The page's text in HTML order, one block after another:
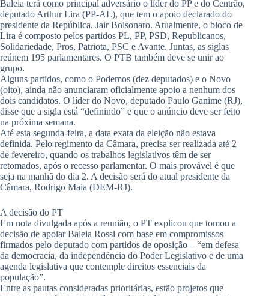
Baleia terá como principal adversário o líder do PP e do Centrão,
deputado Arthur Lira (PP-AL), que tem o apoio declarado do
presidente da República, Jair Bolsonaro. Atualmente, o bloco de
Lira é composto pelos partidos PL, PP, PSD, Republicanos,
Solidariedade, Pros, Patriota, PSC e Avante. Juntas, as siglas
reúnem 195 parlamentares. O PTB também deve se unir ao
grupo.
Alguns partidos, como o Podemos (dez deputados) e o Novo
(oito), ainda não anunciaram oficialmente apoio a nenhum dos
dois candidatos. O líder do Novo, deputado Paulo Ganime (RJ),
disse que a sigla está “definindo” e que o anúncio deve ser feito
na próxima semana.
Até esta segunda-feira, a data exata da eleição não estava
definida. Pelo regimento da Câmara, precisa ser realizada até 2
de fevereiro, quando os trabalhos legislativos têm de ser
retomados, após o recesso parlamentar. O mais provável é que
seja na manhã do dia 2. A decisão será do atual presidente da
Câmara, Rodrigo Maia (DEM-RJ).
A decisão do PT
Em nota divulgada após a reunião, o PT explicou que tomou a
decisão de apoiar Baleia Rossi com base em compromissos
firmados pelo deputado com partidos de oposição – “em defesa
da democracia, da independência do Poder Legislativo e de uma
agenda legislativa que contemple direitos essenciais da
população”.
Entre as pautas consideradas prioritárias, estão projetos que